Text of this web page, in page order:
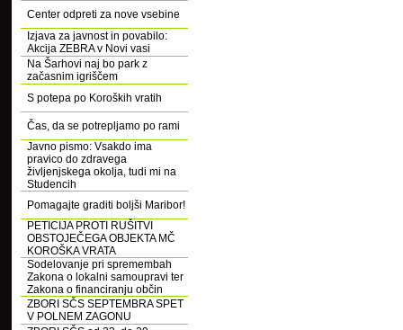
Center odpreti za nove vsebine
Izjava za javnost in povabilo:
Akcija ZEBRA v Novi vasi
Na Šarhovi naj bo park z
začasnim igriščem
S potepa po Koroških vratih
Čas, da se potrepljamo po rami
Javno pismo: Vsakdo ima
pravico do zdravega
življenjskega okolja, tudi mi na
Studencih
Pomagajte graditi boljši Maribor!
PETICIJA PROTI RUŠITVI
OBSTOJEČEGA OBJEKTA MČ
KOROŠKA VRATA
Sodelovanje pri spremembah
Zakona o lokalni samoupravi ter
Zakona o financiranju občin
ZBORI SČS SEPTEMBRA SPET
V POLNEM ZAGONU